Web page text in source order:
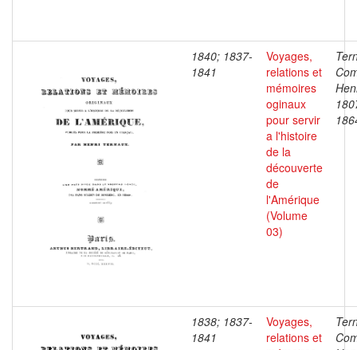
1840; 1837-
1841
Voyages,
relations et
mémoires
oginaux
pour servir
a l'histoire
de la
découverte
de
l'Amérique
(Volume
03)
1838; 1837-
1841
Voyages,
relations et